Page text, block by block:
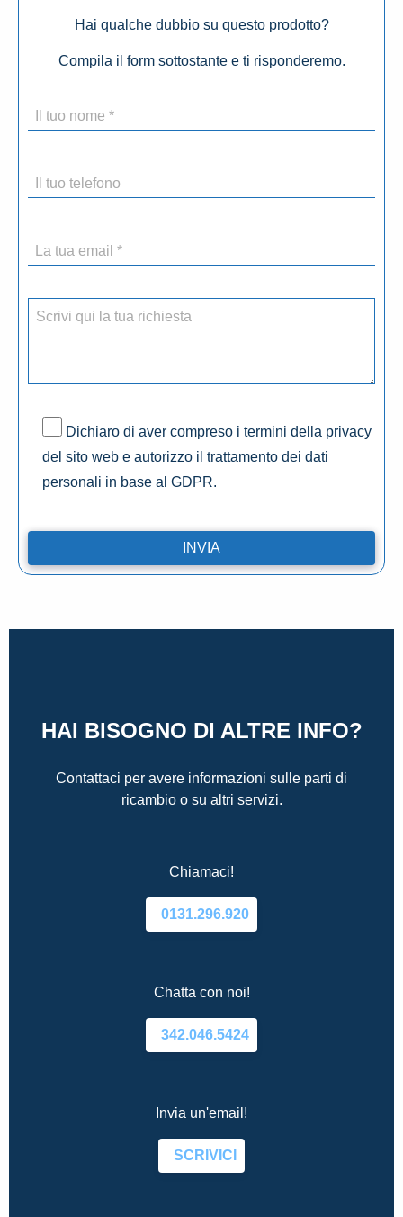
Hai qualche dubbio su questo prodotto?
Compila il form sottostante e ti risponderemo.
Dichiaro di aver compreso i termini della privacy
del sito web e autorizzo il trattamento dei dati
personali in base al GDPR.
HAI BISOGNO DI ALTRE INFO?
Contattaci per avere informazioni sulle parti di
ricambio o su altri servizi.
Chiamaci!
0131.296.920
Chatta con noi!
342.046.5424
Invia un'email!
SCRIVICI